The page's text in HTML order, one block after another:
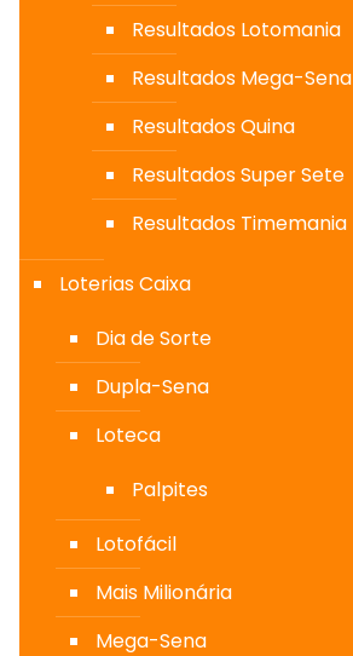
Resultados Lotomania
Resultados Mega-Sena
Resultados Quina
Resultados Super Sete
Resultados Timemania
Loterias Caixa
Dia de Sorte
Dupla-Sena
Loteca
Palpites
Lotofácil
Mais Milionária
Mega-Sena